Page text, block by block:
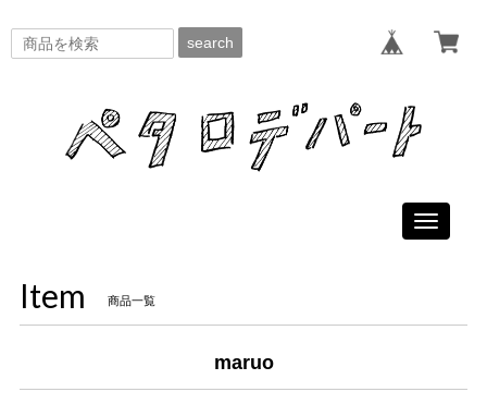
search
Toggle
Item 商品一覧
maruo